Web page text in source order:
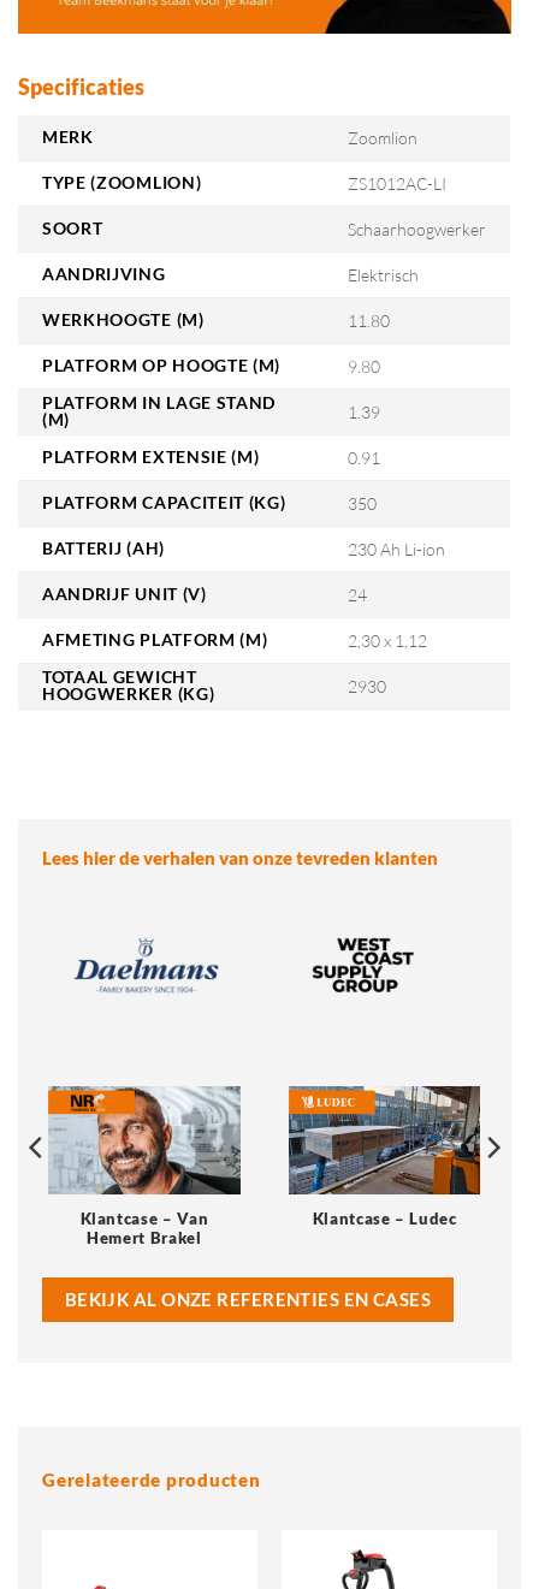
Specificaties
MERK Zoomlion
TYPE (ZOOMLION) ZS1012AC-LI
SOORT Schaarhoogwerker
AANDRIJVING Elektrisch
WERKHOOGTE (M) 11.80
PLATFORM OP HOOGTE (M)
9.80
PLATFORM IN LAGE STAND
(M)
1.39
PLATFORM EXTENSIE (M) 0.91
PLATFORM CAPACITEIT (KG) 350
BATTERIJ (AH) 230 Ah Li-ion
AANDRIJF UNIT (V) 24
AFMETING PLATFORM (M)
2,30 x 1,12
TOTAAL GEWICHT
HOOGWERKER (KG)
2930
Lees hier de verhalen van onze tevreden klanten
Klantcase – Van
Hemert Brakel
Klantcase – Ludec
BEKIJK AL ONZE REFERENTIES EN CASES
Gerelateerde producten